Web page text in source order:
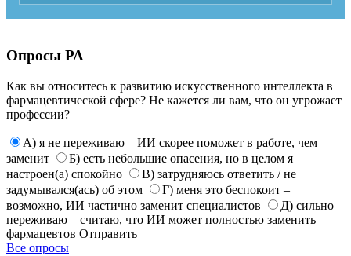
Опросы РА
Как вы относитесь к развитию искусственного интеллекта в
фармацевтической сфере? Не кажется ли вам, что он угрожает
профессии?
А) я не переживаю – ИИ скорее поможет в работе, чем
заменит
Б) есть небольшие опасения, но в целом я
настроен(а) спокойно
В) затрудняюсь ответить / не
задумывался(ась) об этом
Г) меня это беспокоит –
возможно, ИИ частично заменит специалистов
Д) сильно
переживаю – считаю, что ИИ может полностью заменить
фармацевтов Отправить
Все опросы